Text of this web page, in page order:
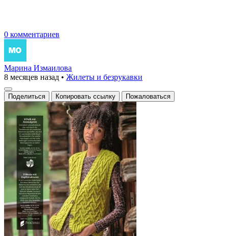
0 комментариев
Марина Измаилова
8 месяцев назад • Жилеты и безрукавки
Поделиться Копировать ссылку Пожаловаться